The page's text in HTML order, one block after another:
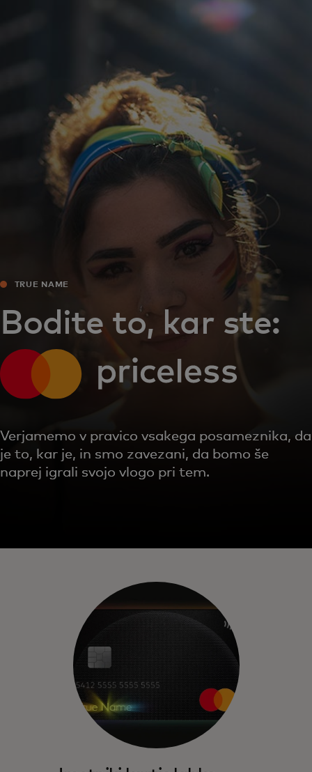
Za svet
Za inovatorje
Novice in trendi
TRUE NAME
Bodite to, kar ste:
Verjamemo v pravico vsakega posameznika, da
je to, kar je, in smo zavezani, da bomo še
naprej igrali svojo vlogo pri tem.